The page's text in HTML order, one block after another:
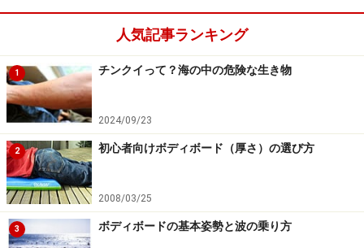
人気記事ランキング
1 チンクイって？海の中の危険な生き物
2024/09/23
2 初心者向けボディボード（厚さ）の選び方
2008/03/25
3 ボディボードの基本姿勢と波の乗り方